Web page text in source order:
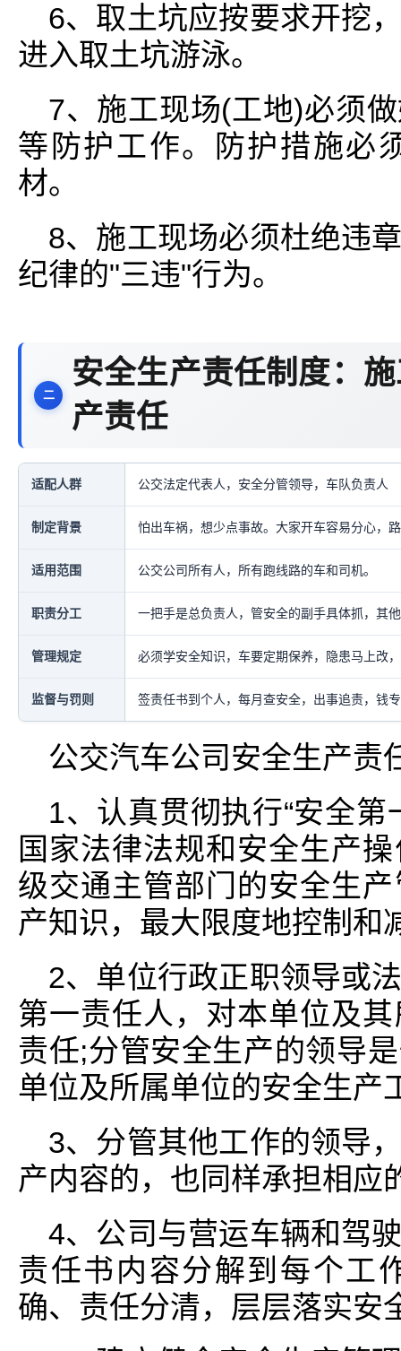
6、取土坑应按要求开挖
进入取土坑游泳。
7、施工现场(工地)必须
等防护工作。防护措施必
材。
8、施工现场必须杜绝违
纪律的"三违"行为。
安全生产责任制度：
产责任
适配人群 公交法定代表人，安全分管领导，车队负责人
制定背景 怕出车祸，想少点事故。大家开车容易分心，
适用范围 公交公司所有人，所有跑线路的车和司机。
职责分工 一把手是总负责人，管安全的副手具体抓，其
管理规定 必须学安全知识，车要定期保养，隐患马上改
监督与罚则 签责任书到个人，每月查安全，出事追责，钱
公交汽车公司安全生产责
1、认真贯彻执行“安全
国家法律法规和安全生产
级交通主管部门的安全生
产知识，最大限度地控制和
2、单位行政正职领导或
第一责任人，对本单位及
责任;分管安全生产的领导
单位及所属单位的安全生产
3、分管其他工作的领导
产内容的，也同样承担相应
4、公司与营运车辆和驾
责任书内容分解到每个工
确、责任分清，层层落实安